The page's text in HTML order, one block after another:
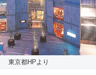
東京都HPより